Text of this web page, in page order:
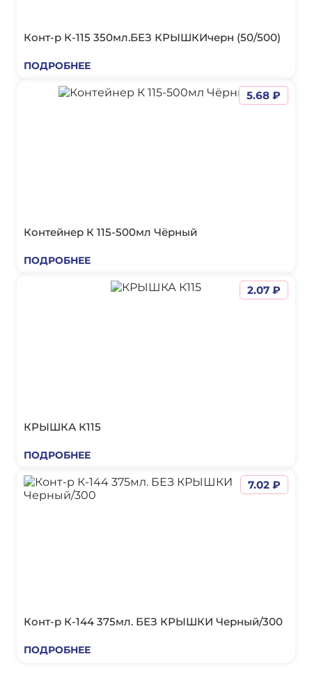
Конт-р К-115 350мл.БЕЗ КРЫШКИчерн (50/500)
ПОДРОБНЕЕ
Контейнер К 115-500мл Чёрный
ПОДРОБНЕЕ
5.68 ₽
КРЫШКА К115
ПОДРОБНЕЕ
2.07 ₽
Конт-р К-144 375мл. БЕЗ КРЫШКИ Черный/300
ПОДРОБНЕЕ
7.02 ₽